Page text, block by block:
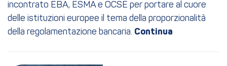
incontrato EBA, ESMA e OCSE per portare al cuore
delle istituzioni europee il tema della proporzionalità
della regolamentazione bancaria.